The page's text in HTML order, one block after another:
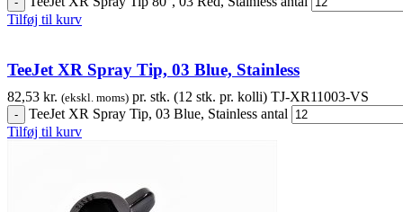
Tilføj til kurv
TeeJet XR Spray Tip, 03 Blue, Stainless
82,53 kr. (ekskl. moms) pr. stk. (12 stk. pr. kolli) TJ-XR11003-VS
TeeJet XR Spray Tip, 03 Blue, Stainless antal
Tilføj til kurv